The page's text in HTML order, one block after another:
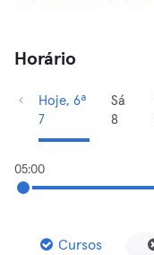
Horário
Hoje, 6ª
7
Sá
8
05:00
Cursos